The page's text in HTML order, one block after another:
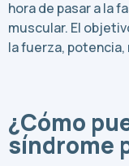
hora de pasar a la
muscular. El
la fuerza,
¿Cómo
síndrome